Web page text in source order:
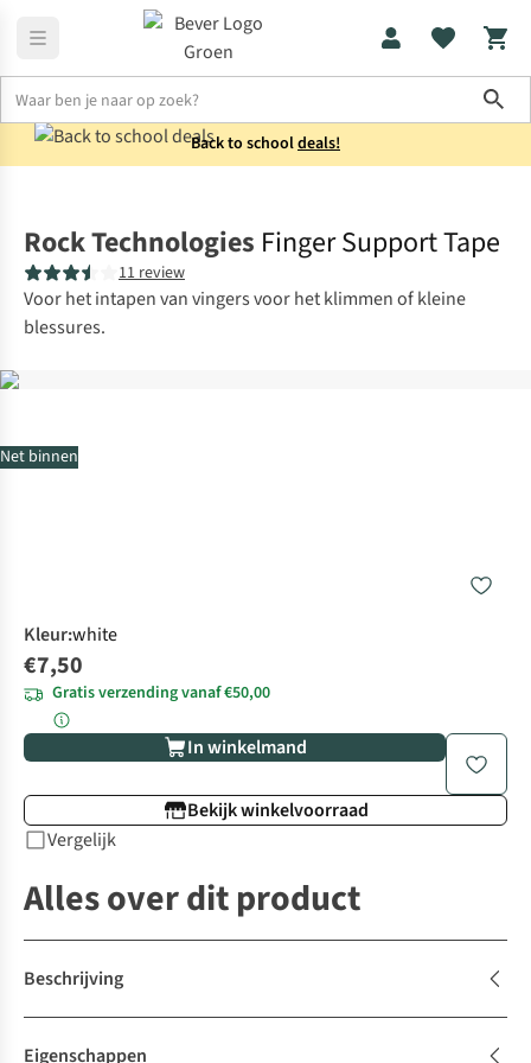
Back to schooldeals!
Net binnen
Rock Technologies Finger Support Tape
11 review
Voor het intapen van vingers voor het klimmen of kleine
blessures.
Kleur:white
€7,50
Gratis verzending vanaf €50,00
In winkelmand
Bekijk winkelvoorraad
Vergelijk
Alles over dit product
Beschrijving
Eigenschappen